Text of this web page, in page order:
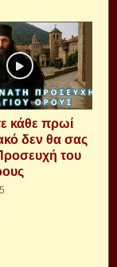
κάθε πρωί
δεν θα σας
του